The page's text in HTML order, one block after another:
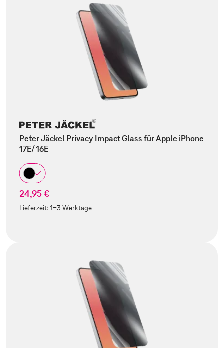
Peter Jäckel Privacy Impact Glass für Apple iPhone
17E/ 16E
24,95 €
Lieferzeit:1-3 Werktage